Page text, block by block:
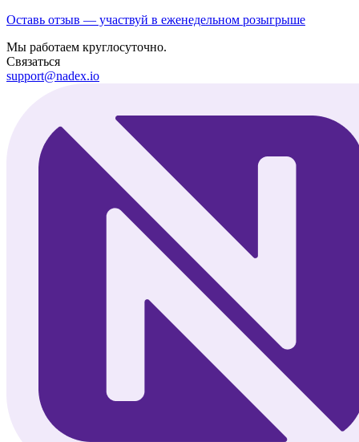
Оставь отзыв — участвуй в еженедельном розыгрыше
Мы работаем круглосуточно.
Связаться
support@nadex.io